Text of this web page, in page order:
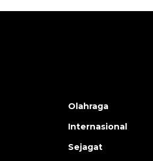
Olahraga
Internasional
Sejagat